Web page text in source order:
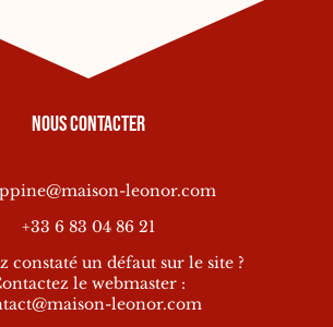
Nous contacter
leonor.com
+33 6 83 04 86 21
constaté un défaut sur le site ?
le webmaster :
leonor.com